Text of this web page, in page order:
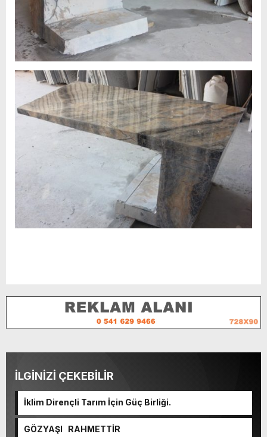
İLGİNİZİ ÇEKEBİLİR
İklim Dirençli Tarım İçin Güç Birliği.
GÖZYAŞI RAHMETTİR